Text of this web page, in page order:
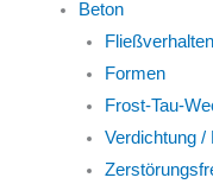
Beton
Formen
Frost-Tau-
Verdichtung /